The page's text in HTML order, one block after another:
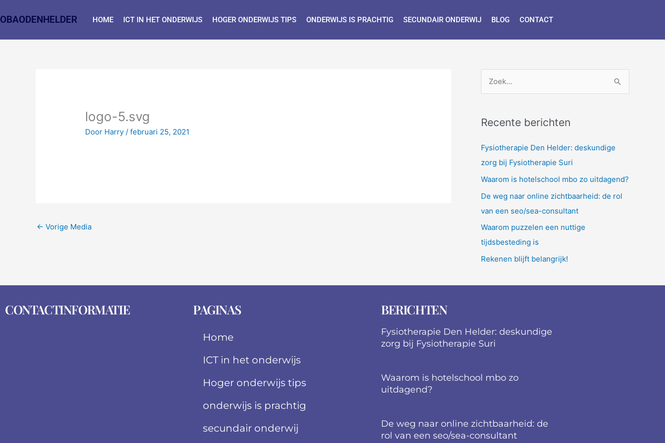
naar
inhoud
OBAODENHELDER HOME ICT IN HET ONDERWIJS HOGER ONDERWIJS TIPS ONDERWIJS IS PRACHTIG SECUNDAIR ONDERWIJ BLOG CONTACT
logo-5.svg
Door Harry/februari 25, 2021
← Vorige Media
k
n
:
Recente berichten
Fysiotherapie Den Helder: deskundige
zorg bij Fysiotherapie Suri
Waarom is hotelschool mbo zo uitdagend?
De weg naar online zichtbaarheid: de rol
van een seo/sea-consultant
Waarom puzzelen een nuttige
tijdsbesteding is
Rekenen blijft belangrijk!
CONTACTINFORMATIE PAGINAS
Home
ICT in het onderwijs
Hoger onderwijs tips
onderwijs is prachtig
secundair onderwij
BERICHTEN
Fysiotherapie Den Helder: deskundige
zorg bij Fysiotherapie Suri
Waarom is hotelschool mbo zo
uitdagend?
De weg naar online zichtbaarheid: de
rol van een seo/sea-consultant